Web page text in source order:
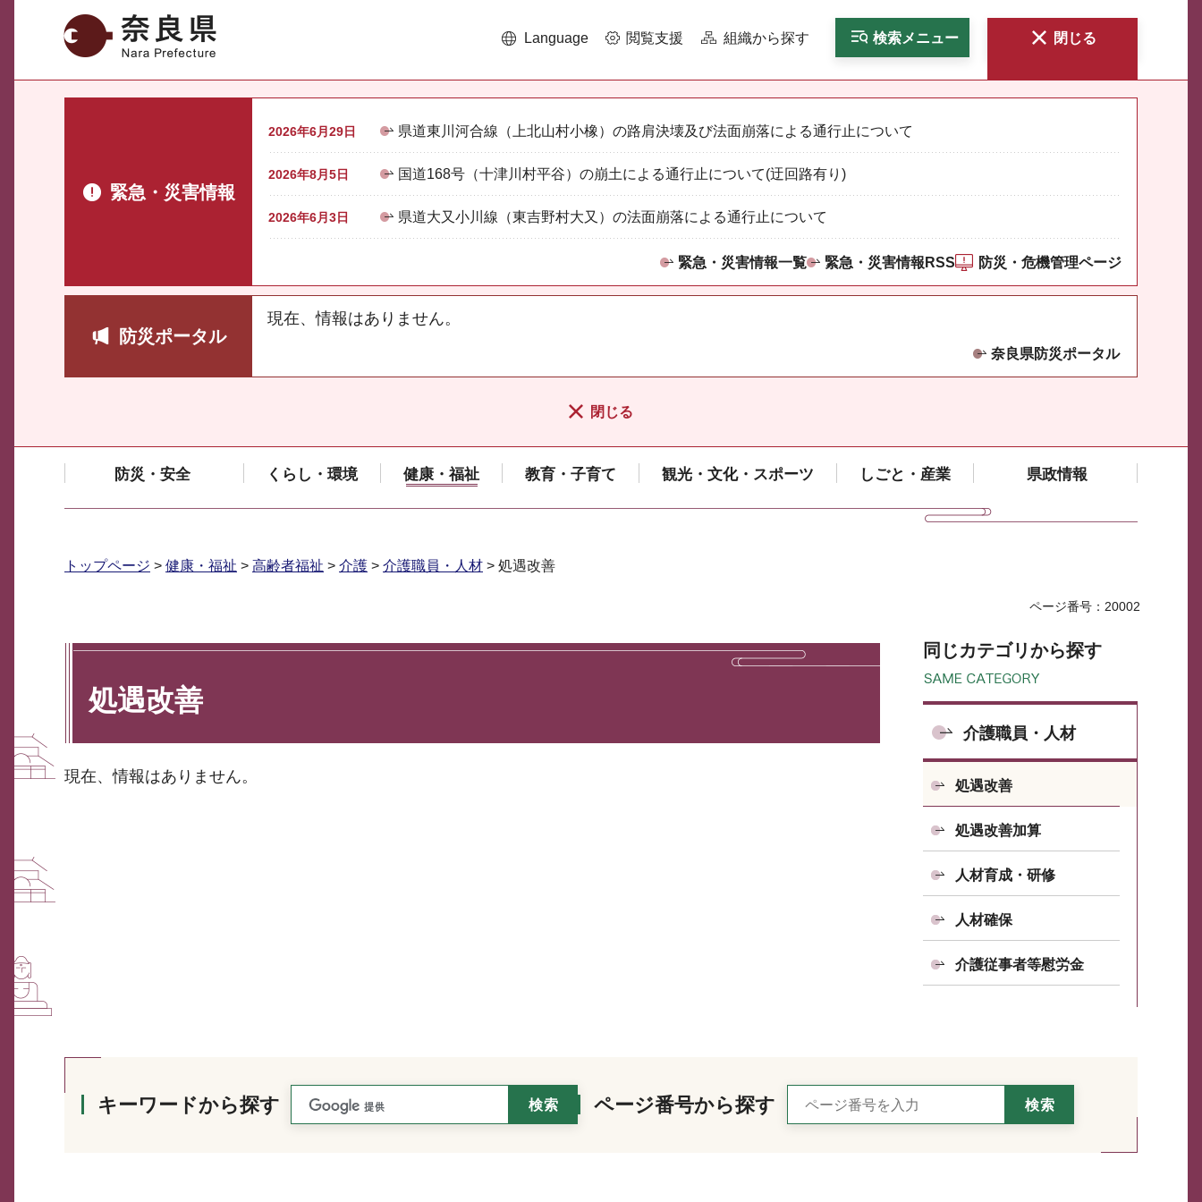
奈良県 Language 閲覧支援 組織から探す 検索メニュー 閉じる
緊急・災害情報
2026年6月29日 県道東川河合線（上北山村小橡）の路肩決壊及び法面崩落による通行止について
2026年8月5日 国道168号（十津川村平谷）の崩土による通行止について(迂回路有り)
2026年6月3日 県道大又小川線（東吉野村大又）の法面崩落による通行止について
緊急・災害情報一覧 緊急・災害情報RSS 防災・危機管理ページ
防災ポータル
現在、情報はありません。
奈良県防災ポータル
閉じる
防災・安全 くらし・環境 健康・福祉 教育・子育て 観光・文化・スポーツ しごと・産業 県政情報
トップページ > 健康・福祉 > 高齢者福祉 > 介護 > 介護職員・人材 > 処遇改善
ページ番号：20002
処遇改善
現在、情報はありません。
同じカテゴリから探す
介護職員・人材
処遇改善
処遇改善加算
人材育成・研修
人材確保
介護従事者等慰労金
キーワードから探す ページ番号から探す